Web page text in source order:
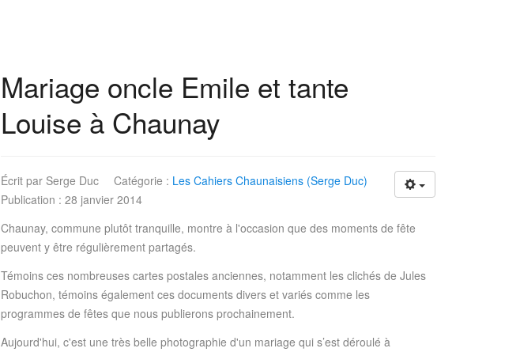
Mariage oncle Emile et tante
Louise à Chaunay
Écrit par Serge Duc Catégorie : Les Cahiers Chaunaisiens (Serge Duc)
Publication : 28 janvier 2014
Chaunay, commune plutôt tranquille, montre à l'occasion que des moments de fête
peuvent y être régulièrement partagés.
Témoins ces nombreuses cartes postales anciennes, notamment les clichés de Jules
Robuchon, témoins également ces documents divers et variés comme les
programmes de fêtes que nous publierons prochainement.
Aujourd'hui, c'est une très belle photographie d'un mariage qui s’est déroulé à